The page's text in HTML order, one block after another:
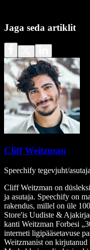
Jaga seda artiklit
Cliff Weitzman
Speechify tegevjuht/asutaja
Cliff Weitzman on
ja asutaja. Speechify on
rakendus, millel on üle
Store'is Uudiste &
kanti Weitzman Forbesi
interneti ligipääsetavuse
Weitzmanist on